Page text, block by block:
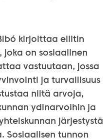
kirjoittaa eliitin
joka on sosiaalinen
vastuutaan, jossa
ja turvallisuus
niitä arvoja,
ydinarvoihin ja
järjestystä
Sosiaalisen tunnon